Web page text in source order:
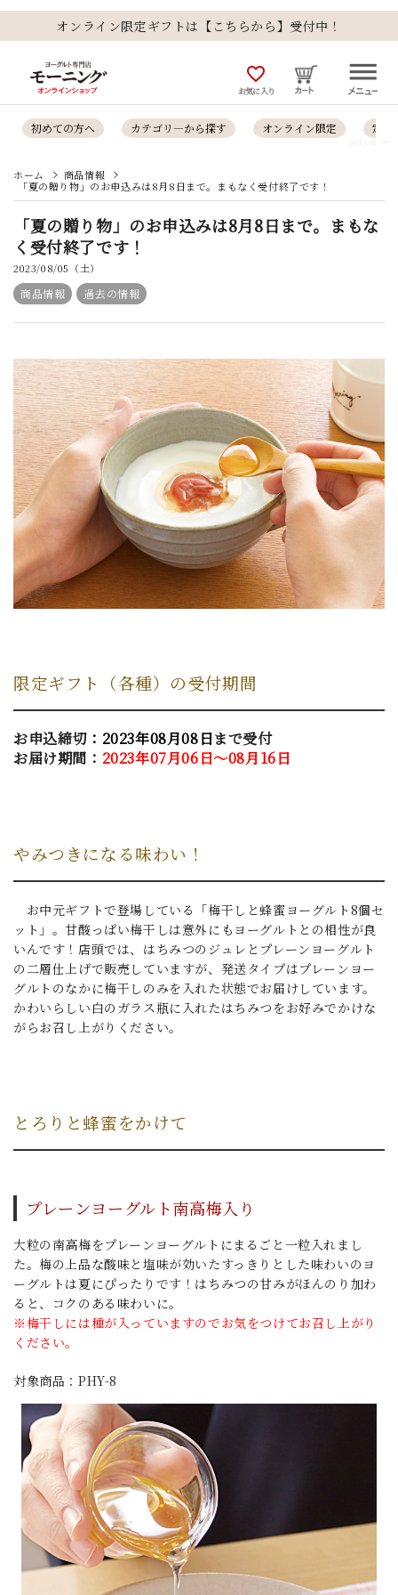
オンライン限定ギフトは【こちらから】受付中！
favorite_outline
お気に入り
初めての方へ カテゴリ―から探す オンライン限定 定番
scroll →
ホーム
商品情報
「夏の贈り物」のお申込みは8月8日まで。まもなく受付終了です！
「夏の贈り物」のお申込みは8月8日まで。まもな
く受付終了です！
2023/08/05（土）
商品情報 過去の情報
限定ギフト（各種）の受付期間
お申込締切 ：2023年08月08日まで受付
お届け期間： 2023年07月06日～08月16日
やみつきになる味わい！
お中元ギフトで登場している「梅干しと蜂蜜ヨーグルト8個セ
ット」。甘酸っぱい梅干しは意外にもヨーグルトとの相性が良
いんです！店頭では、はちみつのジュレとプレーンヨーグルト
の二層仕上げで販売していますが、発送タイプはプレーンヨー
グルトのなかに梅干しのみを入れた状態でお届けしています。
かわいらしい白のガラス瓶に入れたはちみつをお好みでかけな
がらお召し上がりください。
とろりと蜂蜜をかけて
プレーンヨーグルト南高梅入り
大粒の南高梅をプレーンヨーグルトにまるごと一粒入れまし
た。梅の上品な酸味と塩味が効いたすっきりとした味わいのヨ
ーグルトは夏にぴったりです！はちみつの甘みがほんのり加わ
ると、コクのある味わいに。
※梅干しには種が入っていますのでお気をつけてお召し上がり
ください。
対象商品：PHY-8